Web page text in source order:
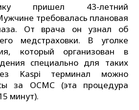
пришел 43-летний
требовалась плановая
От врача он узнал об
медстраховки. В уголке
который организован в
специально для таких
Kaspi терминал можно
за ОСМС (эта процедура
минут).